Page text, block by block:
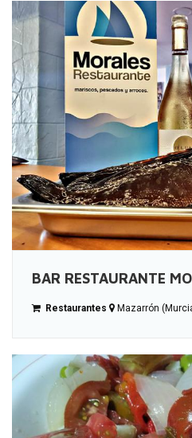
BAR RESTAURANTE
Restaurantes Mazarrón